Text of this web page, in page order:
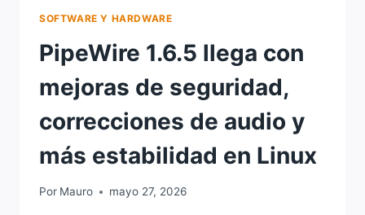
SOFTWARE Y HARDWARE
PipeWire 1.6.5 llega con
mejoras de seguridad,
correcciones de audio y
más estabilidad en Linux
Por Mauro mayo 27, 2026